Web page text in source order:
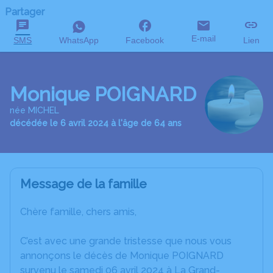
Partager
SMS WhatsApp Facebook E-mail Lien
Monique POIGNARD
née MICHEL
décédée le 6 avril 2024 à l'âge de 64 ans
Message de la famille
Chère famille, chers amis,
C’est avec une grande tristesse que nous vous
annonçons le décès de Monique POIGNARD
survenu le samedi 06 avril 2024 à La Grand-